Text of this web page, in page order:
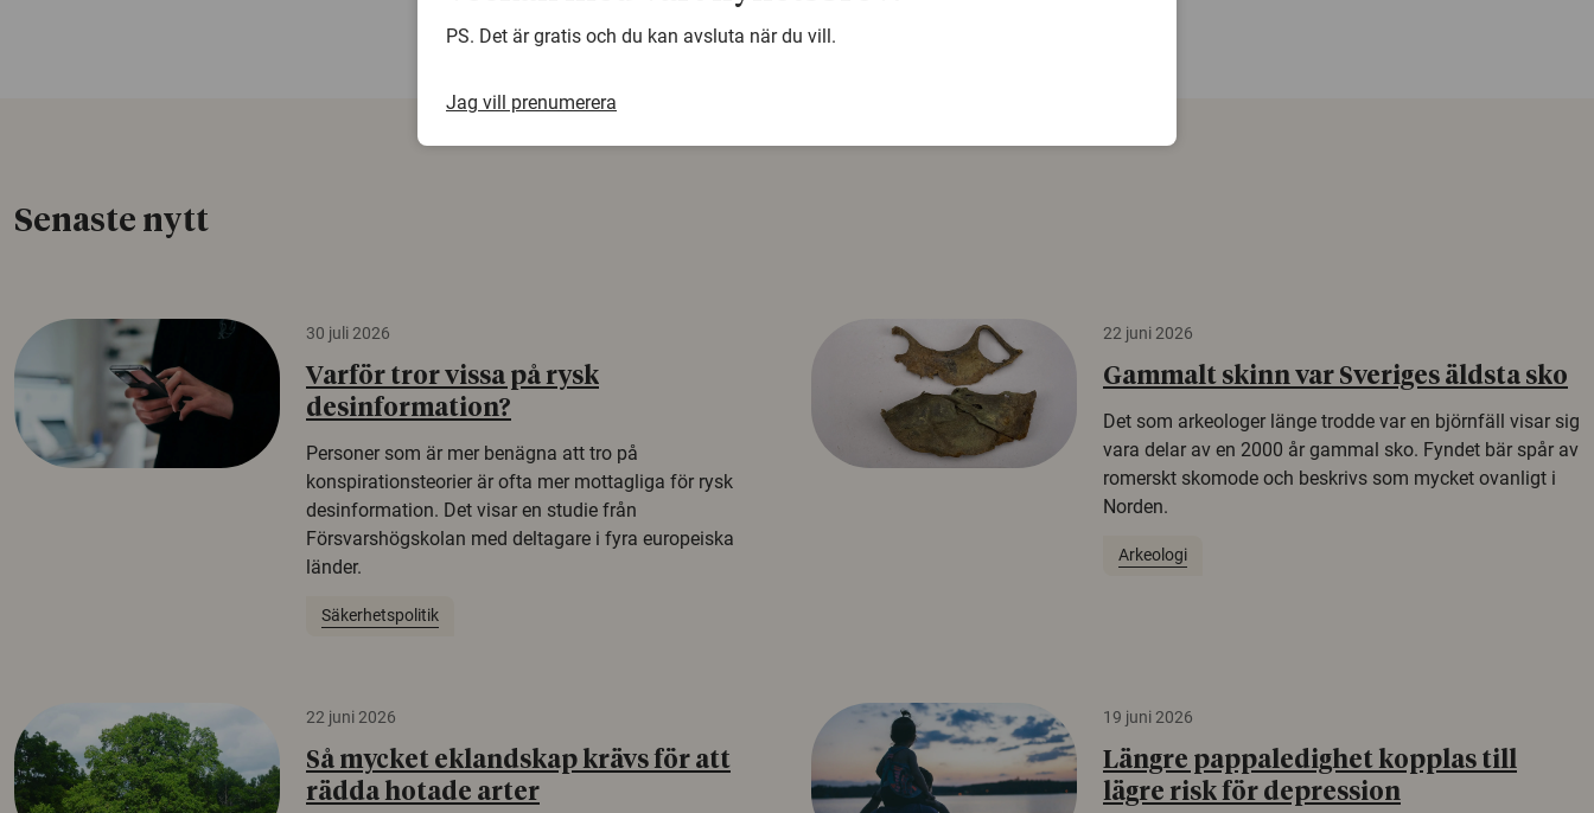
Senaste nytt
30 juli 2026
Varför tror vissa på rysk
desinformation?
Personer som är mer benägna att tro på
konspirationsteorier är ofta mer mottagliga för rysk
desinformation. Det visar en studie från
Försvarshögskolan med deltagare i fyra europeiska
länder.
Säkerhetspolitik
22 juni 2026
Gammalt skinn var Sveriges äldsta sko
Det som arkeologer länge trodde var en björnfäll visar sig
vara delar av en 2000 år gammal sko. Fyndet bär spår av
romerskt skomode och beskrivs som mycket ovanligt i
Norden.
Arkeologi
22 juni 2026
Så mycket eklandskap krävs för att
rädda hotade arter
19 juni 2026
Längre pappaledighet kopplas till
lägre risk för depression
PS. Det är gratis och du kan avsluta när du vill.
Jag vill prenumerera